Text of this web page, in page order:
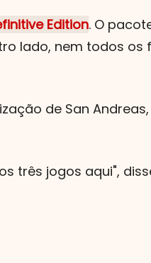
Edition. O
lado, nem todos os
de San
três jogos aqui",